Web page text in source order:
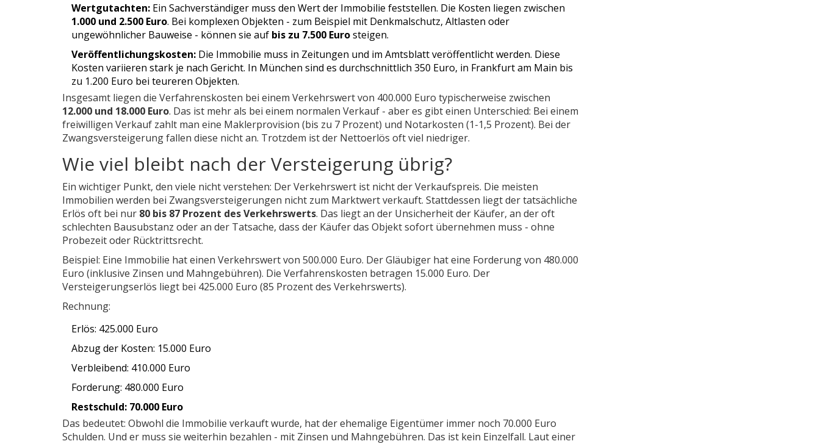
Wertgutachten: Ein Sachverständiger muss den Wert der Immobilie feststellen. Die Kosten liegen zwischen
1.000 und 2.500 Euro. Bei komplexen Objekten - zum Beispiel mit Denkmalschutz, Altlasten oder
ungewöhnlicher Bauweise - können sie auf bis zu 7.500 Eurosteigen.
Veröffentlichungskosten: Die Immobilie muss in Zeitungen und im Amtsblatt veröffentlicht werden. Diese
Kosten variieren stark je nach Gericht. In München sind es durchschnittlich 350 Euro, in Frankfurt am Main bis
zu 1.200 Euro bei teureren Objekten.
Insgesamt liegen die Verfahrenskosten bei einem Verkehrswert von 400.000 Euro typischerweise zwischen
12.000 und 18.000 Euro. Das ist mehr als bei einem normalen Verkauf - aber es gibt einen Unterschied: Bei einem
freiwilligen Verkauf zahlt man eine Maklerprovision (bis zu 7 Prozent) und Notarkosten (1-1,5 Prozent). Bei der
Zwangsversteigerung fallen diese nicht an. Trotzdem ist der Nettoerlös oft viel niedriger.
Wie viel bleibt nach der Versteigerung übrig?
Ein wichtiger Punkt, den viele nicht verstehen: Der Verkehrswert ist nicht der Verkaufspreis. Die meisten
Immobilien werden bei Zwangsversteigerungen nicht zum Marktwert verkauft. Stattdessen liegt der tatsächliche
Erlös oft bei nur 80 bis 87 Prozent des Verkehrswerts. Das liegt an der Unsicherheit der Käufer, an der oft
schlechten Bausubstanz oder an der Tatsache, dass der Käufer das Objekt sofort übernehmen muss - ohne
Probezeit oder Rücktrittsrecht.
Beispiel: Eine Immobilie hat einen Verkehrswert von 500.000 Euro. Der Gläubiger hat eine Forderung von 480.000
Euro (inklusive Zinsen und Mahngebühren). Die Verfahrenskosten betragen 15.000 Euro. Der
Versteigerungserlös liegt bei 425.000 Euro (85 Prozent des Verkehrswerts).
Rechnung:
Erlös: 425.000 Euro
Abzug der Kosten: 15.000 Euro
Verbleibend: 410.000 Euro
Forderung: 480.000 Euro
Restschuld: 70.000 Euro
Das bedeutet: Obwohl die Immobilie verkauft wurde, hat der ehemalige Eigentümer immer noch 70.000 Euro
Schulden. Und er muss sie weiterhin bezahlen - mit Zinsen und Mahngebühren. Das ist kein Einzelfall. Laut einer